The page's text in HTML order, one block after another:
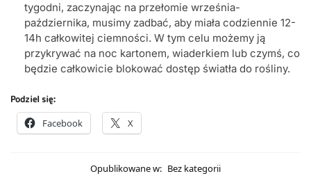
tygodni, zaczynając na przełomie września-
października, musimy zadbać, aby miała codziennie 12-
14h całkowitej ciemności. W tym celu możemy ją
przykrywać na noc kartonem, wiaderkiem lub czymś, co
będzie całkowicie blokować dostęp światła do rośliny.
Podziel się:
Facebook X
Opublikowane w: Bez kategorii